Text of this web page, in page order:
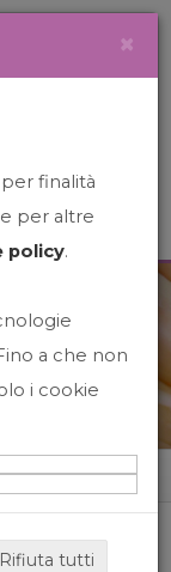
×
finalità
per altre
policy.
a che non
i cookie
Rifiuta tutti